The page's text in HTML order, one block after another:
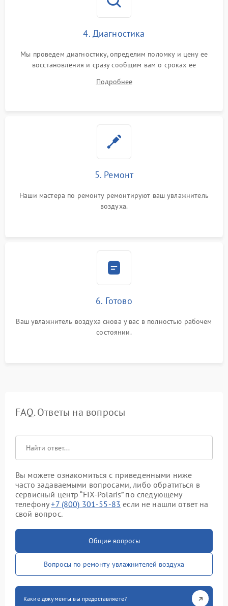
4. Диагностика
Мы проведем диагностику, определим поломку и цену ее
восстановления и сразу сообщим вам о сроках ее
Подробнее
5. Ремонт
Наши мастера по ремонту ремонтируют ваш увлажнитель
воздуха.
6. Готово
Ваш увлажнитель воздуха снова у вас в полностью рабочем
состоянии.
FAQ. Ответы на вопросы
Вы можете ознакомиться с приведенными ниже
часто задаваемыми вопросами, либо обратиться в
сервисный центр “FIX-Polaris” по следующему
телефону+7 (800) 301-55-83 если не нашли ответ на
свой вопрос.
Общие вопросы
Вопросы по ремонту увлажнителей воздуха
Какие документы вы предоставляете?